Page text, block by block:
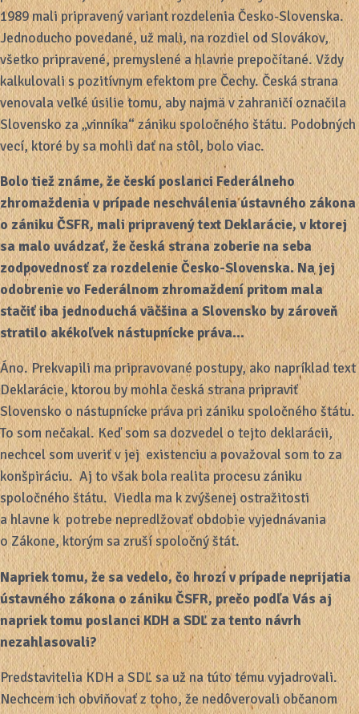
1989 mali pripravený variant rozdelenia Česko-Slovenska.
Jednoducho povedané, už mali, na rozdiel od Slovákov,
všetko pripravené, premyslené a hlavne prepočítané. Vždy
kalkulovali s pozitívnym efektom pre Čechy. Česká strana
venovala veľké úsilie tomu, aby najmä v zahraničí označila
Slovensko za „vinníka“ zániku spoločného štátu. Podobných
vecí, ktoré by sa mohli dať na stôl, bolo viac.
Bolo tiež známe, že českí poslanci Federálneho
zhromaždenia v prípade neschválenia ústavného zákona
o zániku ČSFR, mali pripravený text Deklarácie, v ktorej
sa malo uvádzať, že česká strana zoberie na seba
zodpovednosť za rozdelenie Česko-Slovenska. Na jej
odobrenie vo Federálnom zhromaždení pritom mala
stačiť iba jednoduchá väčšina a Slovensko by zároveň
stratilo akékoľvek nástupnícke práva…
Áno. Prekvapili ma pripravované postupy, ako napríklad text
Deklarácie, ktorou by mohla česká strana pripraviť
Slovensko o nástupnícke práva pri zániku spoločného štátu.
To som nečakal. Keď som sa dozvedel o tejto deklarácii,
nechcel som uveriť v jej existenciu a považoval som to za
konšpiráciu. Aj to však bola realita procesu zániku
spoločného štátu. Viedla ma k zvýšenej ostražitosti
a hlavne k potrebe nepredlžovať obdobie vyjednávania
o Zákone, ktorým sa zruší spoločný štát.
Napriek tomu, že sa vedelo, čo hrozí v prípade neprijatia
ústavného zákona o zániku ČSFR, prečo podľa Vás aj
napriek tomu poslanci KDH a SDĽ za tento návrh
nezahlasovali?
Predstavitelia KDH a SDĽ sa už na túto tému vyjadrovali.
Nechcem ich obviňovať z toho, že nedôverovali občanom